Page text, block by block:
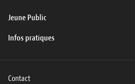
Jeune Public
Infos pratiques
Contact